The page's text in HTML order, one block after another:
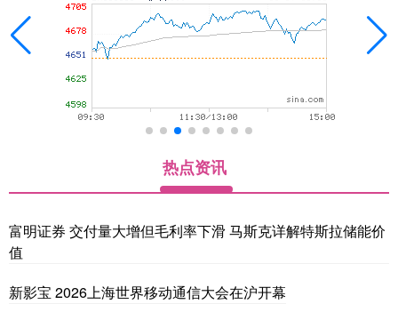
热点资讯
富明证券 交付量大增但毛利率下滑 马斯克详解特斯拉储能价
值
新影宝 2026上海世界移动通信大会在沪开幕